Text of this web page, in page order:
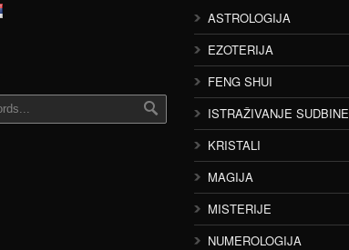
ASTROLOGIJA
EZOTERIJA
FENG SHUI
ISTRAŽIVANJE SUDBINE
KRISTALI
MAGIJA
MISTERIJE
NUMEROLOGIJA